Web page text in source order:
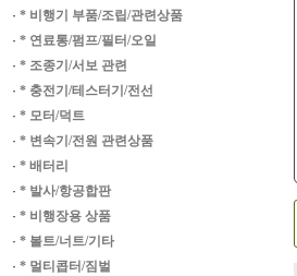
· * 비행기 부품/조립/관련상품
· * 연료통/펌프/필터/오일
· * 조종기/서보 관련
· * 충전기/테스터기/전선
· * 모터/덕트
· * 변속기/전원 관련상품
· * 배터리
· * 발사/항공합판
· * 비행장용 상품
· * 볼트/너트/기타
· * 멀티콥터/짐벌